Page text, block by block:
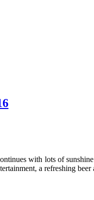
with lots of
a refreshing